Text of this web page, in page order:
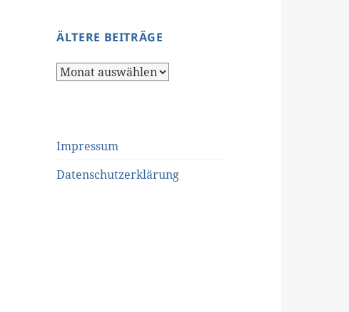
ÄLTERE BEITRÄGE
Ältere
Impressum
Datenschutzerklärung